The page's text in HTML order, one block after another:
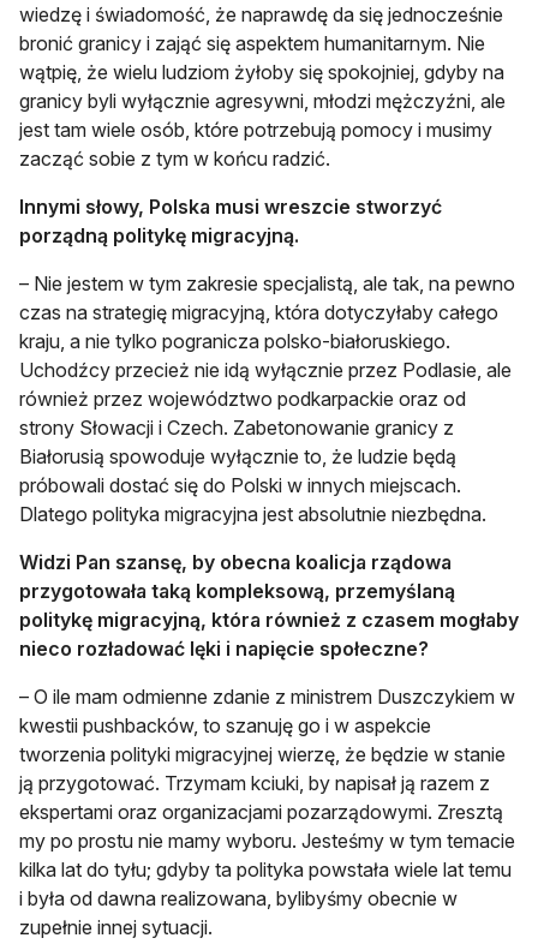
wiedzę i świadomość, że naprawdę da się jednocześnie
bronić granicy i zająć się aspektem humanitarnym. Nie
wątpię, że wielu ludziom żyłoby się spokojniej, gdyby na
granicy byli wyłącznie agresywni, młodzi mężczyźni, ale
jest tam wiele osób, które potrzebują pomocy i musimy
zacząć sobie z tym w końcu radzić.
Innymi słowy, Polska musi wreszcie stworzyć
porządną politykę migracyjną.
– Nie jestem w tym zakresie specjalistą, ale tak, na pewno
czas na strategię migracyjną, która dotyczyłaby całego
kraju, a nie tylko pogranicza polsko-białoruskiego.
Uchodźcy przecież nie idą wyłącznie przez Podlasie, ale
również przez województwo podkarpackie oraz od
strony Słowacji i Czech. Zabetonowanie granicy z
Białorusią spowoduje wyłącznie to, że ludzie będą
próbowali dostać się do Polski w innych miejscach.
Dlatego polityka migracyjna jest absolutnie niezbędna.
Widzi Pan szansę, by obecna koalicja rządowa
przygotowała taką kompleksową, przemyślaną
politykę migracyjną, która również z czasem mogłaby
nieco rozładować lęki i napięcie społeczne?
– O ile mam odmienne zdanie z ministrem Duszczykiem w
kwestii pushbacków, to szanuję go i w aspekcie
tworzenia polityki migracyjnej wierzę, że będzie w stanie
ją przygotować. Trzymam kciuki, by napisał ją razem z
ekspertami oraz organizacjami pozarządowymi. Zresztą
my po prostu nie mamy wyboru. Jesteśmy w tym temacie
kilka lat do tyłu; gdyby ta polityka powstała wiele lat temu
i była od dawna realizowana, bylibyśmy obecnie w
zupełnie innej sytuacji.